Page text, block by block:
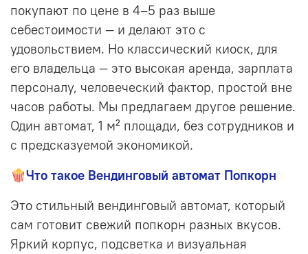
покупают по цене в 4–5 раз выше
себестоимости — и делают это с
удовольствием. Но классический киоск, для
его владельца — это высокая аренда, зарплата
персоналу, человеческий фактор, простой вне
часов работы. Мы предлагаем другое решение.
Один автомат, 1 м² площади, без сотрудников и
с предсказуемой экономикой.
🍿Что такое Вендинговый автомат Попкорн
Это стильный вендинговый автомат, который
сам готовит свежий попкорн разных вкусов.
Яркий корпус, подсветка и визуальная